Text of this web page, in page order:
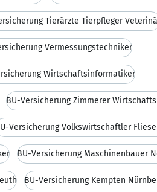
Tierärzte Tierpfleger
Vermessungstechniker
Wirtschaftsinformatiker
BU-Versicherung Zimmerer
Versicherung Volkswirtschaftler
BU-Versicherung Maschinenbauer
BU-Versicherung Kempten